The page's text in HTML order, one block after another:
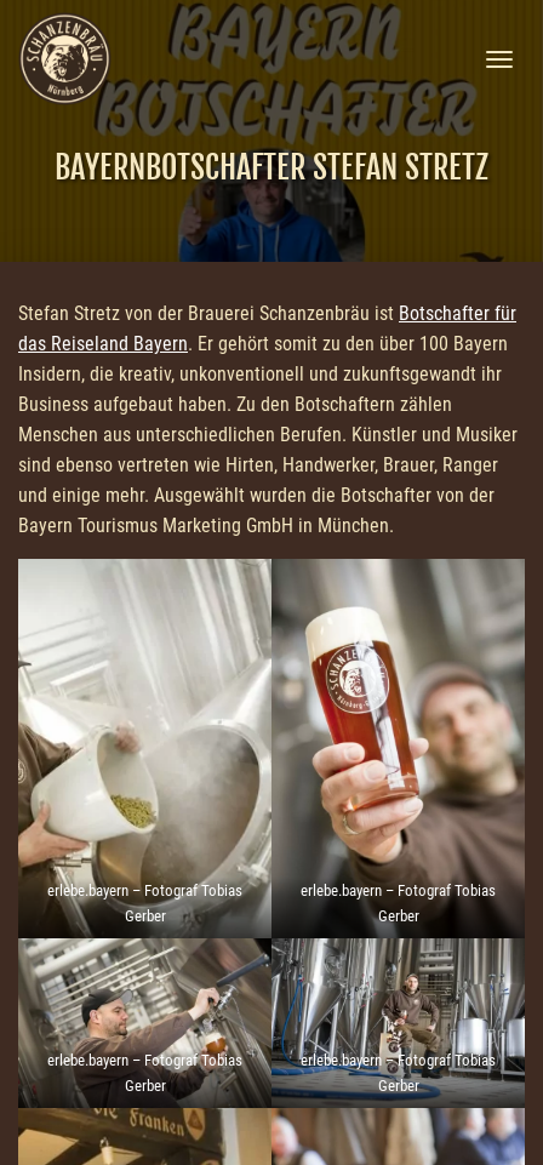
O
U
S
C
L
BAYERNBOTSCHAFTER STEFAN STRETZ
Stefan Stretz von der Brauerei Schanzenbräu ist Botschafter für
das Reiseland Bayern. Er gehört somit zu den über 100 Bayern
Insidern, die kreativ, unkonventionell und zukunftsgewandt ihr
Business aufgebaut haben. Zu den Botschaftern zählen
Menschen aus unterschiedlichen Berufen. Künstler und Musiker
sind ebenso vertreten wie Hirten, Handwerker, Brauer, Ranger
und einige mehr. Ausgewählt wurden die Botschafter von der
Bayern Tourismus Marketing GmbH in München.
erlebe.bayern – Fotograf Tobias
Gerber
erlebe.bayern – Fotograf Tobias
Gerber
erlebe.bayern – Fotograf Tobias
Gerber
erlebe.bayern – Fotograf Tobias
Gerber